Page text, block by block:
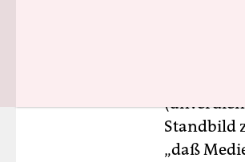
nächsten
Standbild
„daß